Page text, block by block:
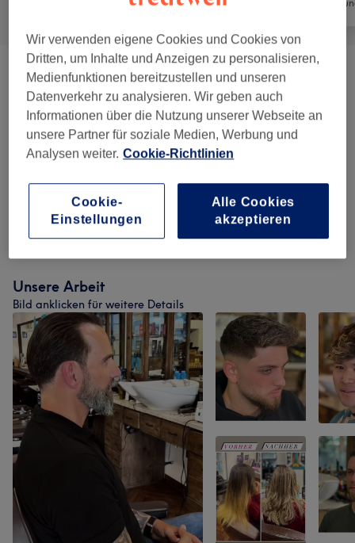
Friseur
Herren Pakete (4) ab 35 €
Herren - Shaves & Trims (5) ab 15 €
Damen - Haarschnitte & Stylings (6)
Farbe & Coloration ab 25 €
Unsere Arbeit
Bild anklicken für weitere Details
Wir verwenden eigene Cookies und Cookies von
Dritten, um Inhalte und Anzeigen zu personalisieren,
Medienfunktionen bereitzustellen und unseren
Datenverkehr zu analysieren. Wir geben auch
Informationen über die Nutzung unserer Webseite an
unsere Partner für soziale Medien, Werbung und
Analysen weiter. Cookie-Richtlinien
Cookie-
Einstellungen
Alle Cookies
akzeptieren